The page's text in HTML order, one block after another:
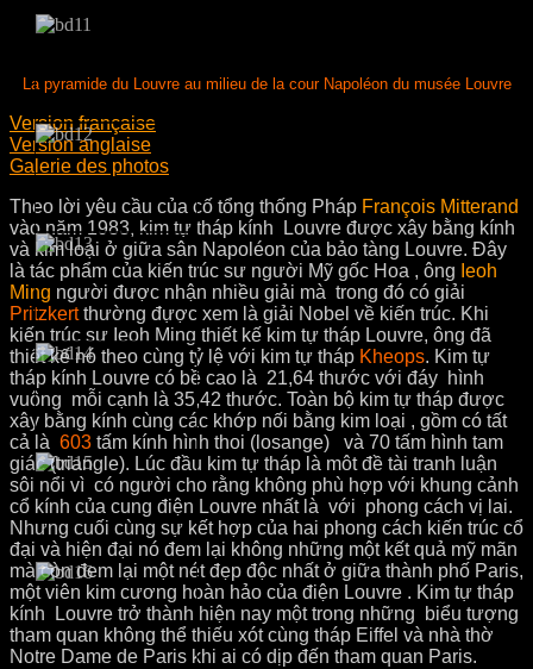
La pyramide du Louvre au milieu de la cour Napoléon du musée Louvre
Version française
Version anglaise
Galerie des photos
Theo lời yêu cầu của cố tổng thống Pháp François Mitterand
vào năm 1983, kim tự tháp kính Louvre được xây bằng kính
và kim loại ở giữa sân Napoléon của bảo tàng Louvre. Đây
là tác phẩm của kiến trúc sư người Mỹ gốc Hoa , ông Ieoh
Ming người được nhận nhiều giải mà trong đó có giải
Pritzkertthường đựợc xem là giải Nobel về kiến trúc. Khi
kiến ​​trúc sư Ieoh Ming thiết kế kim tự tháp Louvre, ông đã
thiết kế nó theo cùng tỷ lệ với kim tự tháp Kheops. Kim tự
tháp kính Louvre có bề cao là 21,64 thước với đáy hình
vuông mỗi cạnh là 35,42 thước. Toàn bộ kim tự tháp được
xây bằng kính cùng các khớp nối bằng kim loại , gồm có tất
cả là 603 tấm kính hình thoi (losange) và 70 tấm hình tam
giác (triangle). Lúc đầu kim tự tháp là môt đề tài tranh luận
sôi nổi vì có người cho rằng không phù hợp với khung cảnh
cổ kính của cung điện Louvre nhất là với phong cách vị lai.
Nhưng cuối cùng sự kết hợp của hai phong cách kiến trúc cổ
đại và hiện đại nó đem lại không những một kết quả mỹ mãn
mà còn đem lại một nét đẹp độc nhất ở giữa thành phố Paris,
một viên kim cương hoàn hảo của điện Louvre . Kim tự tháp
kính Louvre trở thành hiện nay một trong những biểu tượng
tham quan không thể thiếu xót cùng tháp Eiffel và nhà thờ
Notre Dame de Paris khi ai có dịp đến tham quan Paris.